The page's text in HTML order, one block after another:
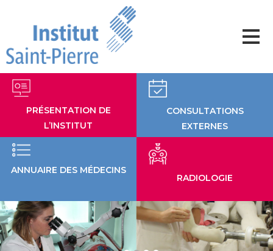
contenu
PRÉSENTATION DE
L’INSTITUT
ANNUAIRE DES MÉDECINS
CONSULTATIONS
EXTERNES
RADIOLOGIE